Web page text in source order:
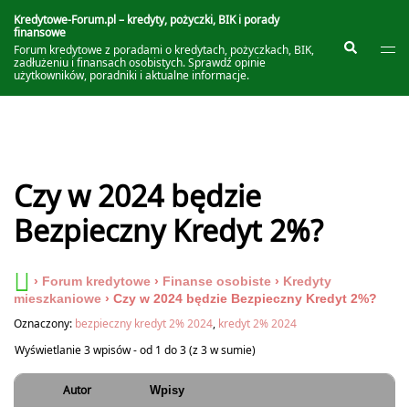
do
treści
Kredytowe-Forum.pl – kredyty, pożyczki, BIK i porady
finansowe
Forum kredytowe z poradami o kredytach, pożyczkach, BIK,
zadłużeniu i finansach osobistych. Sprawdź opinie
użytkowników, poradniki i aktualne informacje.
Szukaj
Czy w 2024 będzie
Bezpieczny Kredyt 2%?
› Forum kredytowe › Finanse osobiste › Kredyty
mieszkaniowe › Czy w 2024 będzie Bezpieczny Kredyt 2%?
Oznaczony: bezpieczny kredyt 2% 2024, kredyt 2% 2024
Wyświetlanie 3 wpisów - od 1 do 3 (z 3 w sumie)
Autor Wpisy